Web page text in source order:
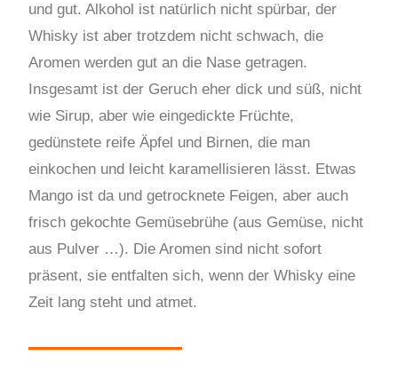
und gut. Alkohol ist natürlich nicht spürbar, der
Whisky ist aber trotzdem nicht schwach, die
Aromen werden gut an die Nase getragen.
Insgesamt ist der Geruch eher dick und süß, nicht
wie Sirup, aber wie eingedickte Früchte,
gedünstete reife Äpfel und Birnen, die man
einkochen und leicht karamellisieren lässt. Etwas
Mango ist da und getrocknete Feigen, aber auch
frisch gekochte Gemüsebrühe (aus Gemüse, nicht
aus Pulver …). Die Aromen sind nicht sofort
präsent, sie entfalten sich, wenn der Whisky eine
Zeit lang steht und atmet.